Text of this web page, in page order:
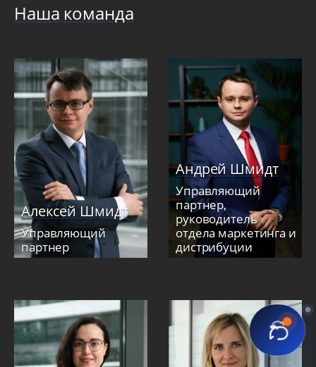
Наша команда
Алексей Шмидт
Управляющий
партнер
Андрей Шмидт
Управляющий
партнер,
руководитель
отдела маркетинга и
дистрибуции